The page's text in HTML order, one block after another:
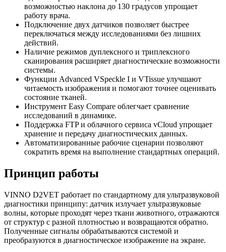
возможностью наклона до 130 градусов упрощает
работу врача.
Подключение двух датчиков позволяет быстрее
переключаться между исследованиями без лишних
действий.
Наличие режимов дуплексного и триплексного
сканирования расширяет диагностические возможности
системы.
Функции Advanced VSpeckle I и VTissue улучшают
читаемость изображения и помогают точнее оценивать
состояние тканей.
Инструмент Easy Compare облегчает сравнение
исследований в динамике.
Поддержка FTP и облачного сервиса vCloud упрощает
хранение и передачу диагностических данных.
Автоматизированные рабочие сценарии позволяют
сократить время на выполнение стандартных операций.
Принцип работы
VINNO D2VET работает по стандартному для ультразвуковой
диагностики принципу: датчик излучает ультразвуковые
волны, которые проходят через ткани животного, отражаются
от структур с разной плотностью и возвращаются обратно.
Полученные сигналы обрабатываются системой и
преобразуются в диагностическое изображение на экране.